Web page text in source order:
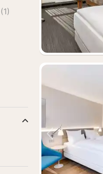
Forrige
(1)